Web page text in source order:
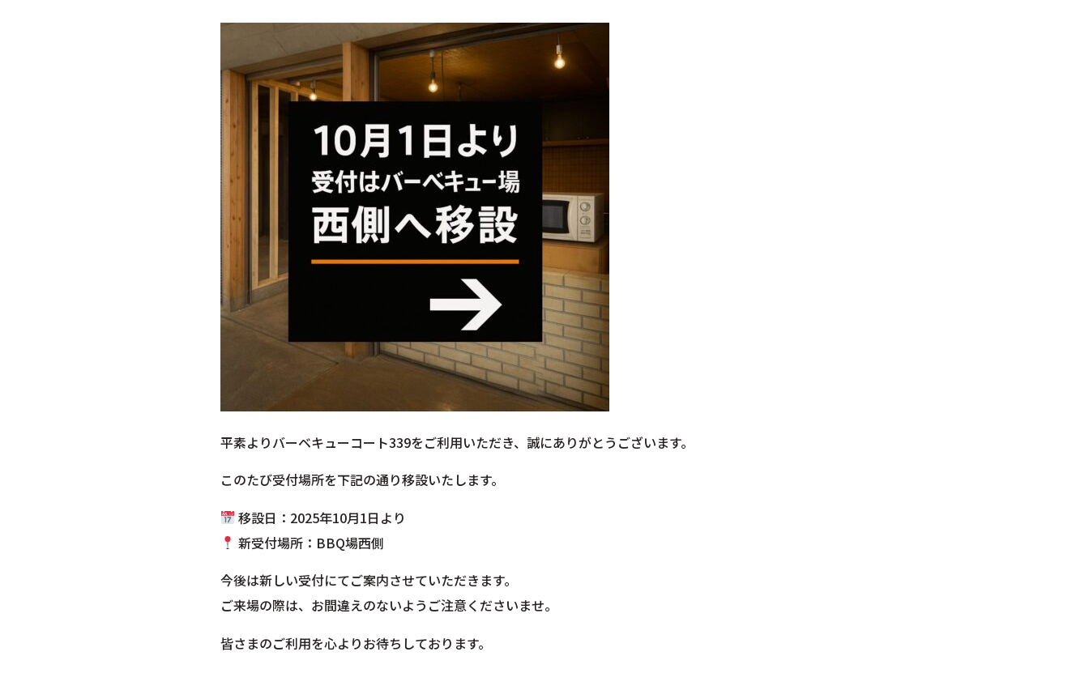
平素よりバーベキューコート339をご利用いただき、誠にありがとうございます。
このたび受付場所を下記の通り移設いたします。
移設日：2025年10月1日より
新受付場所：BBQ場西側
今後は新しい受付にてご案内させていただきます。
ご来場の際は、お間違えのないようご注意くださいませ。
皆さまのご利用を心よりお待ちしております。